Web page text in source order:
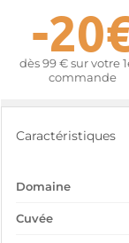
-
dès 99 € sur votre
commande
Caractéristiques
Domaine
Cuvée